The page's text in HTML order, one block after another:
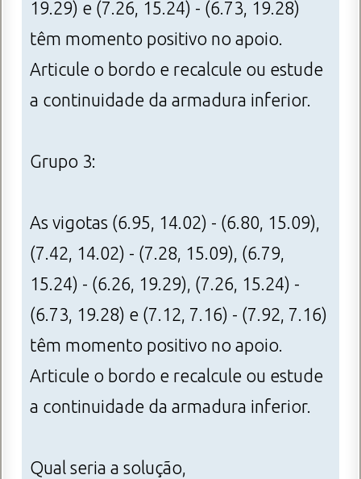
19.29) e (7.26, 15.24) - (6.73, 19.28)
têm momento positivo no apoio.
Articule o bordo e recalcule ou estude
a continuidade da armadura inferior.
Grupo 3:
As vigotas (6.95, 14.02) - (6.80, 15.09),
(7.42, 14.02) - (7.28, 15.09), (6.79,
15.24) - (6.26, 19.29), (7.26, 15.24) -
(6.73, 19.28) e (7.12, 7.16) - (7.92, 7.16)
têm momento positivo no apoio.
Articule o bordo e recalcule ou estude
a continuidade da armadura inferior.
Qual seria a solução,